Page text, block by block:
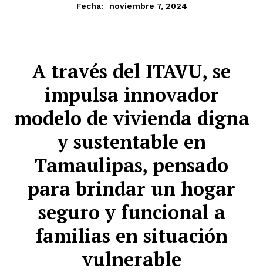
Fecha:
noviembre 7, 2024
A través del ITAVU, se
impulsa innovador
modelo de vivienda digna
y sustentable en
Tamaulipas, pensado
para brindar un hogar
seguro y funcional a
familias en situación
vulnerable